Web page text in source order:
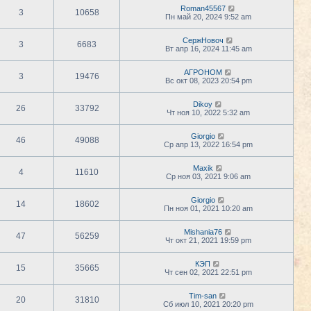
3 10658
Roman45567
Пн май 20, 2024 9:52 am
3 6683
СержНовоч
Вт апр 16, 2024 11:45 am
3 19476
АГРОНОМ
Вс окт 08, 2023 20:54 pm
26 33792
Dikoy
Чт ноя 10, 2022 5:32 am
46 49088
Giorgio
Ср апр 13, 2022 16:54 pm
4 11610
Maxik
Ср ноя 03, 2021 9:06 am
14 18602
Giorgio
Пн ноя 01, 2021 10:20 am
47 56259
Mishania76
Чт окт 21, 2021 19:59 pm
15 35665
КЭП
Чт сен 02, 2021 22:51 pm
20 31810
Tim-san
Сб июл 10, 2021 20:20 pm